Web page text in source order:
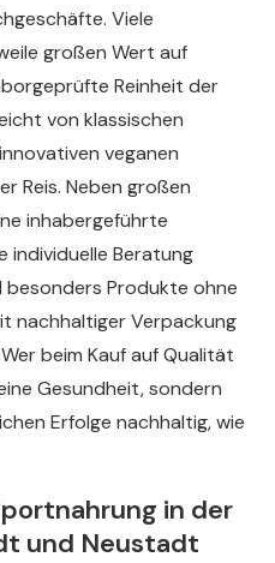
Viele
großen Wert auf
Reinheit der
von klassischen
veganen
Reis. Neben großen
inhabergeführte
individuelle Beratung
besonders Produkte ohne
nachhaltiger Verpackung
beim Kauf auf Qualität
Gesundheit, sondern
Erfolge nachhaltig, wie
in der
und Neustadt